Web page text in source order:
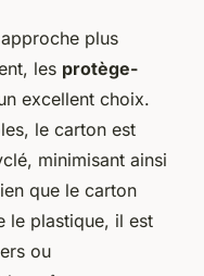
plus
les protège-
excellent choix.
le carton est
minimisant ainsi
que le carton
le plastique, il est
ou